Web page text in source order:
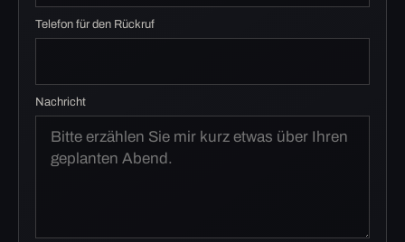
Telefon für den Rückruf
Nachricht